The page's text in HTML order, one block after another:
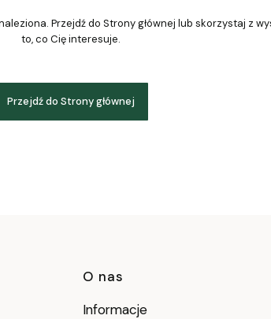
Przejdź do Strony głównej lub skorzystaj z
to, co Cię interesuje.
Przejdź do Strony głównej
Linki w stopce
O nas
Informacje